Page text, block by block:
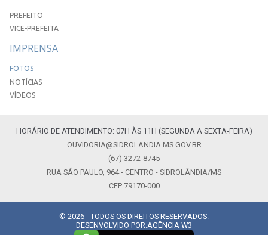
PREFEITO
VICE-PREFEITA
IMPRENSA
FOTOS
NOTÍCIAS
VÍDEOS
HORÁRIO DE ATENDIMENTO: 07H ÀS 11H (SEGUNDA A SEXTA-FEIRA)
OUVIDORIA@SIDROLANDIA.MS.GOV.BR
(67) 3272-8745
RUA SÃO PAULO, 964 - CENTRO - SIDROLÂNDIA/MS
CEP 79170-000
© 2026 - TODOS OS DIREITOS RESERVADOS.
DESENVOLVIDO POR:AGÊNCIA W3